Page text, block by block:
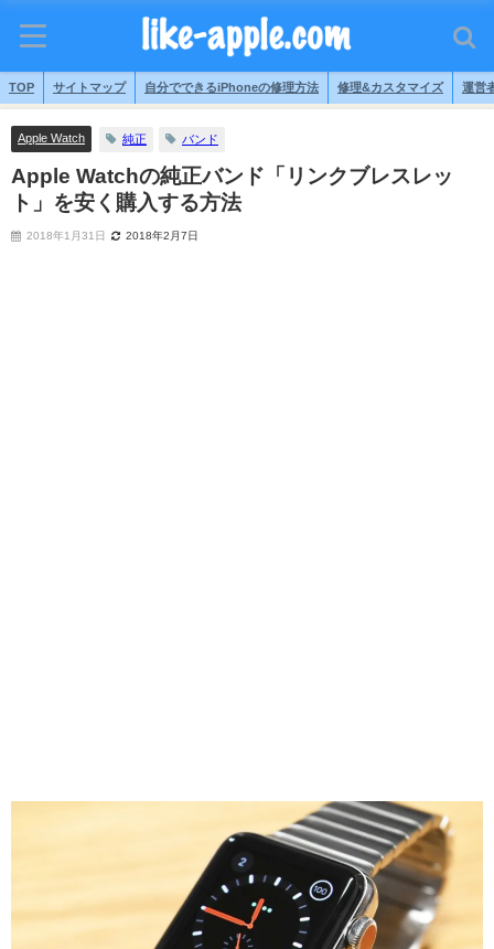
TOP サイトマップ 自分でできるiPhoneの修理方法 修理&カスタマイズ 運営
Apple Watch 純正 バンド
Apple Watchの純正バンド「リンクブレスレッ
ト」を安く購入する方法
2018年1月31日 2018年2月7日